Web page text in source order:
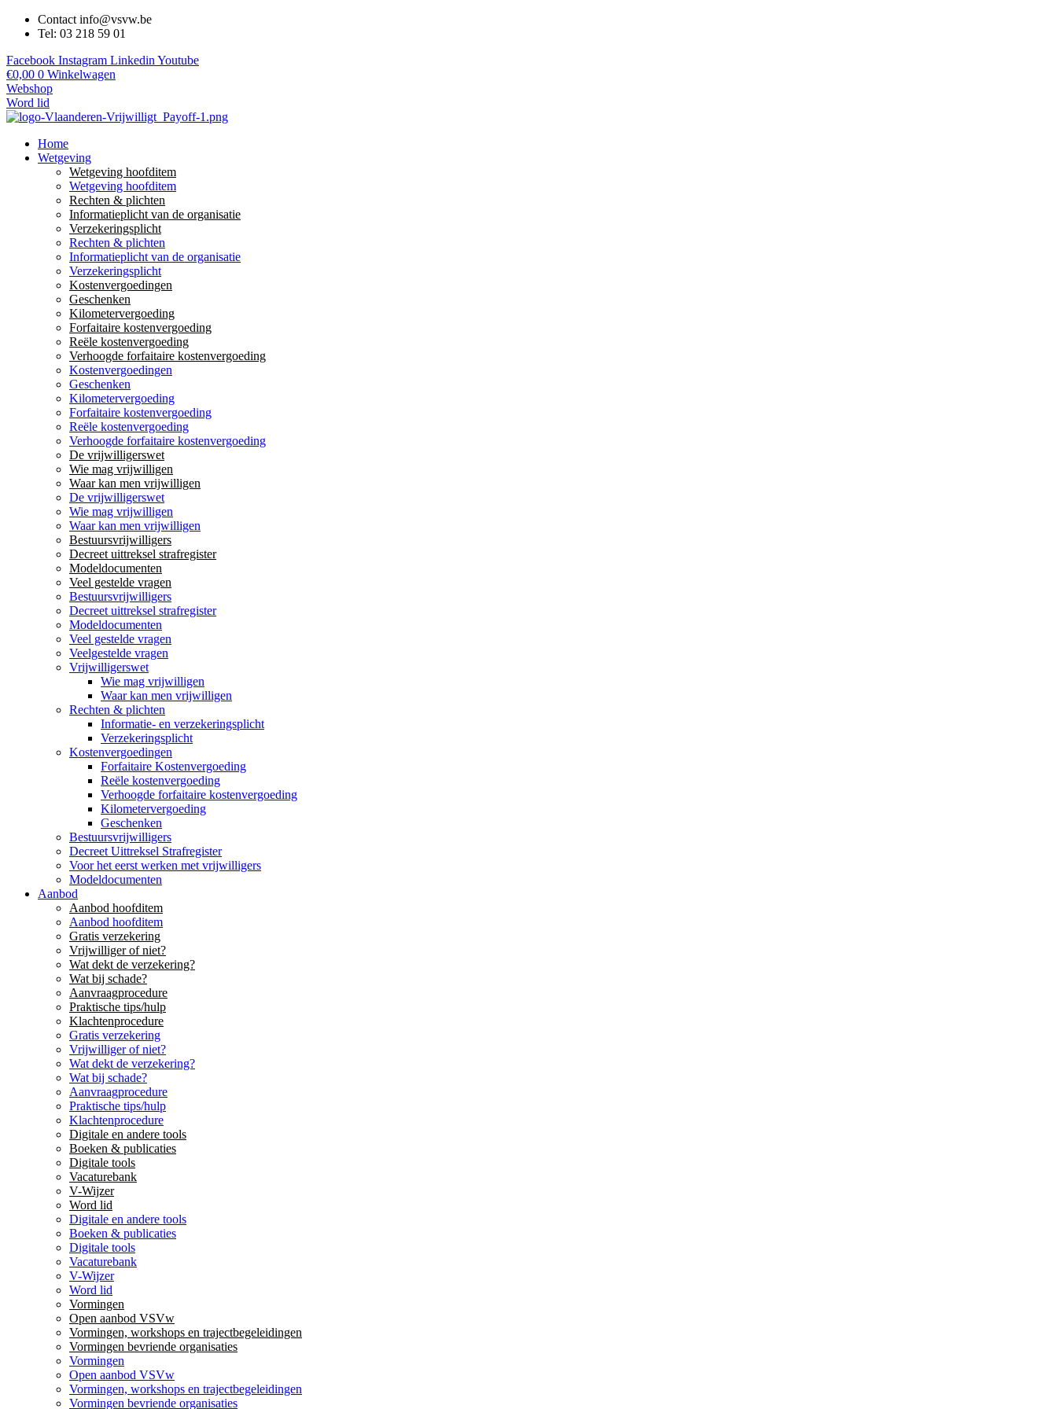
Contact info@vsvw.be
Tel: 03 218 59 01
Facebook Instagram Linkedin Youtube
€0,00 0 Winkelwagen
Webshop
Word lid
Home
Wetgeving
Wetgeving hoofditem
Wetgeving hoofditem
Rechten & plichten
Informatieplicht van de organisatie
Verzekeringsplicht
Rechten & plichten
Informatieplicht van de organisatie
Verzekeringsplicht
Kostenvergoedingen
Geschenken
Kilometervergoeding
Forfaitaire kostenvergoeding
Reële kostenvergoeding
Verhoogde forfaitaire kostenvergoeding
Kostenvergoedingen
Geschenken
Kilometervergoeding
Forfaitaire kostenvergoeding
Reële kostenvergoeding
Verhoogde forfaitaire kostenvergoeding
De vrijwilligerswet
Wie mag vrijwilligen
Waar kan men vrijwilligen
De vrijwilligerswet
Wie mag vrijwilligen
Waar kan men vrijwilligen
Bestuursvrijwilligers
Decreet uittreksel strafregister
Modeldocumenten
Veel gestelde vragen
Bestuursvrijwilligers
Decreet uittreksel strafregister
Modeldocumenten
Veel gestelde vragen
Veelgestelde vragen
Vrijwilligerswet
Wie mag vrijwilligen
Waar kan men vrijwilligen
Rechten & plichten
Informatie- en verzekeringsplicht
Verzekeringsplicht
Kostenvergoedingen
Forfaitaire Kostenvergoeding
Reële kostenvergoeding
Verhoogde forfaitaire kostenvergoeding
Kilometervergoeding
Geschenken
Bestuursvrijwilligers
Decreet Uittreksel Strafregister
Voor het eerst werken met vrijwilligers
Modeldocumenten
Aanbod
Aanbod hoofditem
Aanbod hoofditem
Gratis verzekering
Vrijwilliger of niet?
Wat dekt de verzekering?
Wat bij schade?
Aanvraagprocedure
Praktische tips/hulp
Klachtenprocedure
Gratis verzekering
Vrijwilliger of niet?
Wat dekt de verzekering?
Wat bij schade?
Aanvraagprocedure
Praktische tips/hulp
Klachtenprocedure
Digitale en andere tools
Boeken & publicaties
Digitale tools
Vacaturebank
V-Wijzer
Word lid
Digitale en andere tools
Boeken & publicaties
Digitale tools
Vacaturebank
V-Wijzer
Word lid
Vormingen
Open aanbod VSVw
Vormingen, workshops en trajectbegeleidingen
Vormingen bevriende organisaties
Vormingen
Open aanbod VSVw
Vormingen, workshops en trajectbegeleidingen
Vormingen bevriende organisaties